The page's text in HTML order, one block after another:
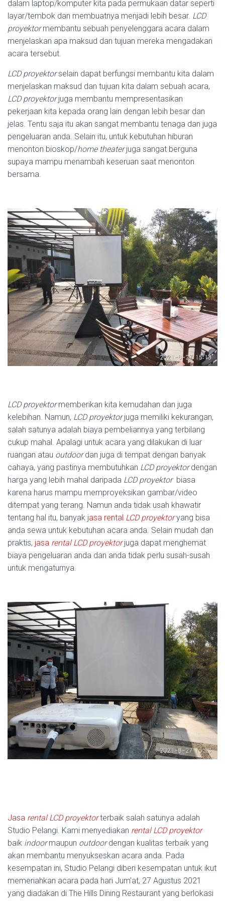
dalam laptop/komputer kita pada permukaan datar seperti
layar/tembok dan membuatnya menjadi lebih besar. LCD
proyektormembantu sebuah penyelenggara acara dalam
menjelaskan apa maksud dan tujuan mereka mengadakan
acara tersebut.
LCD proyektorselain dapat berfungsi membantu kita dalam
menjelaskan maksud dan tujuan kita dalam sebuah acara,
LCD proyektorjuga membantu mempresentasikan
pekerjaan kita kepada orang lain dengan lebih besar dan
jelas. Tentu saja itu akan sangat membantu tenaga dan juga
pengeluaran anda. Selain itu, untuk kebutuhan hiburan
menonton bioskop/home theaterjuga sangat berguna
supaya mampu menambah keseruan saat menonton
bersama.
LCD proyektormemberikan kita kemudahan dan juga
kelebihan. Namun, LCD proyektorjuga memiliki kekurangan,
salah satunya adalah biaya pembeliannya yang terbilang
cukup mahal. Apalagi untuk acara yang dilakukan di luar
ruangan atau outdoordan juga di tempat dengan banyak
cahaya, yang pastinya membutuhkan LCD proyektordengan
harga yang lebih mahal daripada LCD proyektor biasa
karena harus mampu memproyeksikan gambar/video
ditempat yang terang. Namun anda tidak usah khawatir
tentang hal itu, banyak jasa rental LCD proyektoryang bisa
anda sewa untuk kebutuhan acara anda. Selain mudah dan
praktis, jasa rental LCD proyektorjuga dapat menghemat
biaya pengeluaran anda dan anda tidak perlu susah-susah
untuk mengaturnya.
Jasa rental LCD proyektorterbaik salah satunya adalah
Studio Pelangi. Kami menyediakan rental LCD proyektor
baik indoormaupun outdoordengan kualitas terbaik yang
akan membantu menyukseskan acara anda. Pada
kesempatan ini, Studio Pelangi diberi kesempatan untuk ikut
memeriahkan acara pada hari Jum’at, 27 Agustus 2021
yang diadakan di The Hills Dining Restaurant yang berlokasi